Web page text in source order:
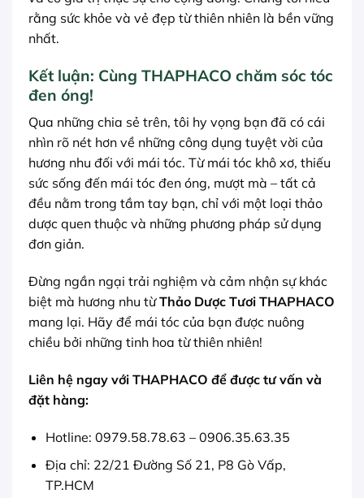
rằng sức khỏe và vẻ đẹp từ thiên nhiên là bền vững
nhất.
Kết luận: Cùng THAPHACO chăm sóc tóc
đen óng!
Qua những chia sẻ trên, tôi hy vọng bạn đã có cái
nhìn rõ nét hơn về những công dụng tuyệt vời của
hương nhu đối với mái tóc. Từ mái tóc khô xơ, thiếu
sức sống đến mái tóc đen óng, mượt mà – tất cả
đều nằm trong tầm tay bạn, chỉ với một loại thảo
dược quen thuộc và những phương pháp sử dụng
đơn giản.
Đừng ngần ngại trải nghiệm và cảm nhận sự khác
biệt mà hương nhu từThảo Dược Tươi THAPHACO
mang lại. Hãy để mái tóc của bạn được nuông
chiều bởi những tinh hoa từ thiên nhiên!
Liên hệ ngay với THAPHACO để được tư vấn và
đặt hàng:
Hotline: 0979.58.78.63 – 0906.35.63.35
Địa chỉ: 22/21 Đường Số 21, P8 Gò Vấp,
TP.HCM